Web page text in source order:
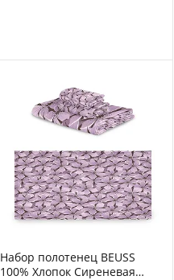
Набор полотенец BEUSS
100% Хлопок Сиреневая